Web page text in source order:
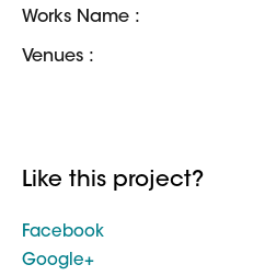
Works Name :
Venues :
Like this project?
Facebook
Google+